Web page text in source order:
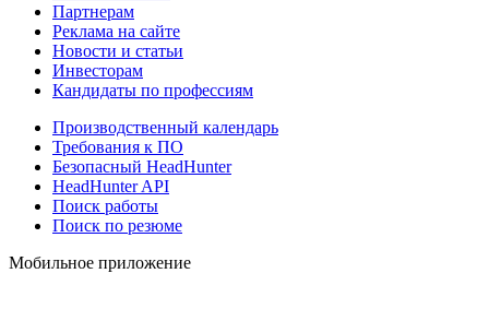
Партнерам
Реклама на сайте
Новости и статьи
Инвесторам
Кандидаты по профессиям
Производственный календарь
Требования к ПО
Безопасный HeadHunter
HeadHunter API
Поиск работы
Поиск по резюме
Мобильное приложение